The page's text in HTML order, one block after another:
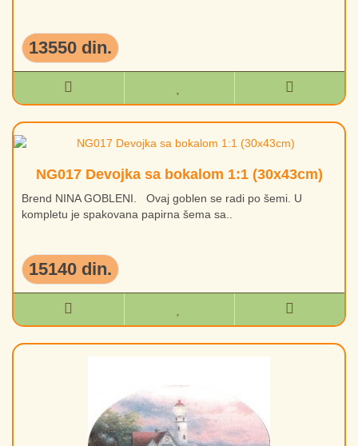
13550 din.
NG017 Devojka sa bokalom 1:1 (30x43cm)
Brend NINA GOBLENI. Ovaj goblen se radi po šemi. U
kompletu je spakovana papirna šema sa..
15140 din.